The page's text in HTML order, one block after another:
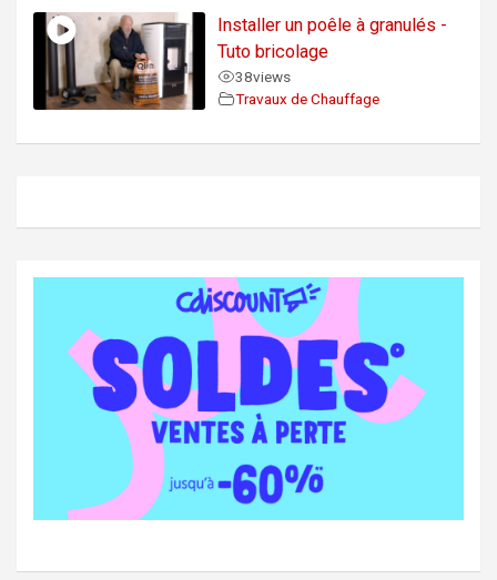
Installer un poêle à granulés -
Tuto bricolage
38views
Travaux de Chauffage